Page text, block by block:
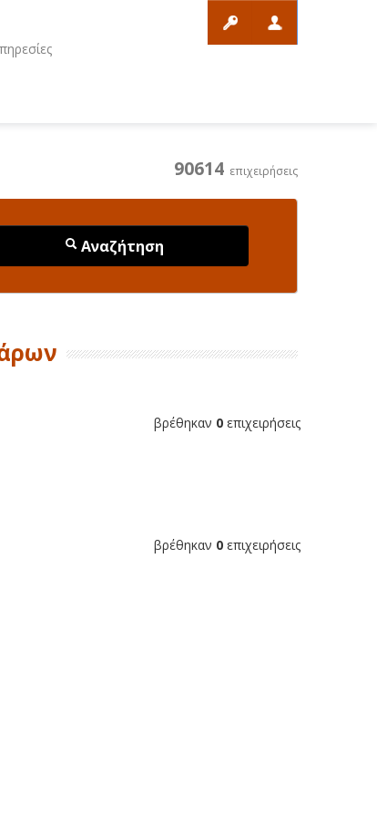
90614 επιχειρήσεις
Αναζήτηση
βρέθηκαν 0 επιχειρήσεις
βρέθηκαν 0 επιχειρήσεις